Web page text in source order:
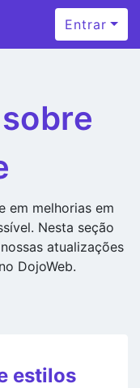
Entrar
em melhorias em
Nesta seção
atualizações
DojoWeb.
estilos